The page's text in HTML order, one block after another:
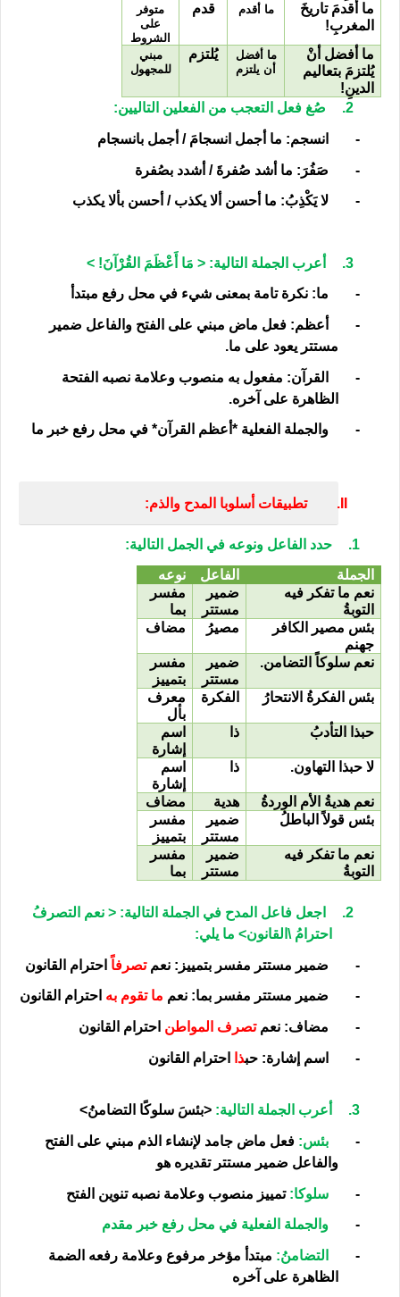
ما أقدمَ تاريخَ
المغربِ!
ما أقدم قدم
متوفر
على
الشروط
ما أفضل أنْ
يُلتزمَ بتعاليم
الدينِ!
ما أفضل
أن يلتزم
يُلتزم
مبني
للمجهول
2. صُغ فعل التعجب من الفعلين التاليين:
- انسجم: ما أجمل انسجامَ / أجمل بانسجام
- صَفُرَ: ما أشد صُفرةَ / أشدد بصُفرة
- لا يَكْذِبُ: ما أحسن ألا يكذب / أحسن بألا يكذب
3. أعرب الجملة التالية: < مَا أَعْظَمَ القُرْآنَ!
>
- ما: نكرة تامة بمعنى شيء في محل رفع مبتدأ
-
أعظم: فعل ماض مبني على الفتح والفاعل ضمير
مستتر يعود على ما.
-
القرآن: مفعول به منصوب وعلامة نصبه الفتحة
الظاهرة على آخره.
- والجملة الفعلية *أعظم القرآن* في محل رفع خبر ما
تطبيقات أسلوبا المدح والذم:
1.
حدد الفاعل ونوعه في الجمل التالية:
الجملة
الفاعل
نوعه
نعم ما تفكر فيه
التوبةُ
ضمير
مستتر
مفسر
بما
بئس مصير الكافر
جهنم
مصيرُ مضاف
نعم سلوكاً التضامن.
ضمير
مستتر
مفسر
بتمييز
بئس الفكرةُ الانتحارُ
الفكرة
معرف
بأل
حبذا التأدبُ
ذا
اسم
إشارة
لا حبذا التهاون.
ذا
اسم
إشارة
نعم هديةُ الأم الوردةُ
هدية
مضاف
بئس قولاً الباطلُ
ضمير
مستتر
مفسر
بتمييز
نعم ما تفكر فيه
التوبةُ
ضمير
مستتر
مفسر
بما
2.
اجعل فاعل المدح في الجملة التالية: < نعم التصرفُ
احترامُ \القانون> ما يلي:
- ضمير مستتر مفسر بتمييز: نعمتصرفاً احترام القانون
- ضمير مستتر مفسر بما: نعم ما تقوم به احترام القانون
- مضاف: نعمتصرف المواطن احترام القانون
- اسم إشارة: حبذا احترام القانون
3. أعرب الجملة التالية: <بئسَ سلوكًا التضامنُ>
- بئس: فعل ماض جامد لإنشاء الذم مبني على الفتح
والفاعل ضمير مستتر تقديره هو
- سلوكا:تمييز منصوب وعلامة نصبه تنوين الفتح
- والجملة الفعلية في محل رفع خبر مقدم
- التضامنُ: مبتدأ مؤخر مرفوع وعلامة رفعه الضمة
الظاهرة على آخره